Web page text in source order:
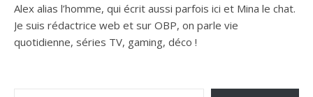
Alex alias l’homme, qui écrit aussi parfois ici et Mina le chat.
Je suis rédactrice web et sur OBP, on parle vie
quotidienne, séries TV, gaming, déco !